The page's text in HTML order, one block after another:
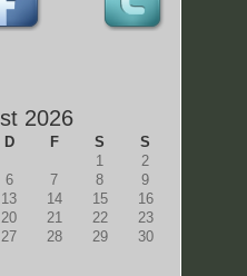
2026
D F S S
1
2
6 7 8
9
13 14 15
16
20 21 22
23
27 28 29
30